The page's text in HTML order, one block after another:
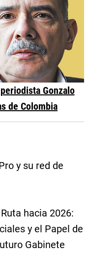
Gonzalo
de Colombia
y su red de
hacia 2026:
y el Papel de
Gabinete